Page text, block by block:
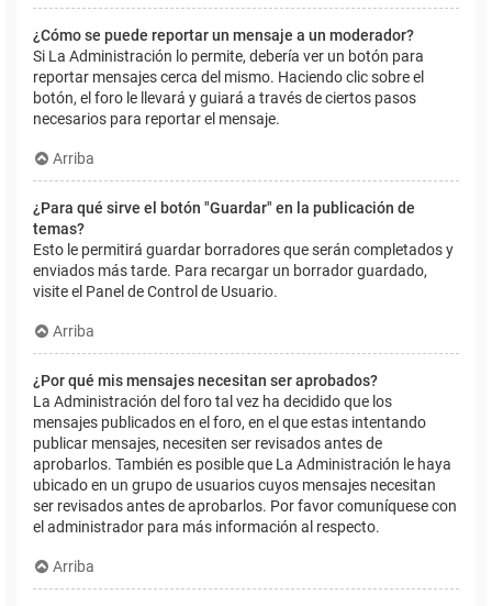
¿Cómo se puede reportar un mensaje a un moderador?
Si La Administración lo permite, debería ver un botón para
reportar mensajes cerca del mismo. Haciendo clic sobre el
botón, el foro le llevará y guiará a través de ciertos pasos
necesarios para reportar el mensaje.
Arriba
¿Para qué sirve el botón "Guardar" en la publicación de
temas?
Esto le permitirá guardar borradores que serán completados y
enviados más tarde. Para recargar un borrador guardado,
visite el Panel de Control de Usuario.
Arriba
¿Por qué mis mensajes necesitan ser aprobados?
La Administración del foro tal vez ha decidido que los
mensajes publicados en el foro, en el que estas intentando
publicar mensajes, necesiten ser revisados antes de
aprobarlos. También es posible que La Administración le haya
ubicado en un grupo de usuarios cuyos mensajes necesitan
ser revisados antes de aprobarlos. Por favor comuníquese con
el administrador para más información al respecto.
Arriba